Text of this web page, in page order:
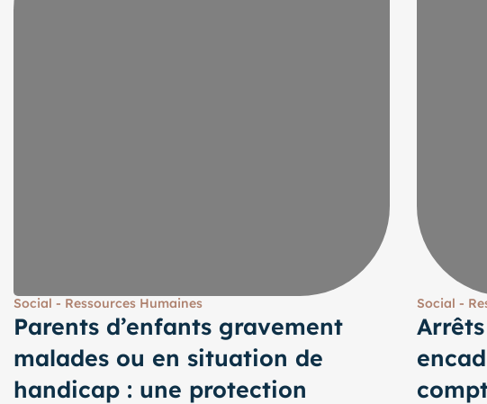
Social - Ressources Humaines
Parents d’enfants gravement
malades ou en situation de
handicap : une protection
Social -